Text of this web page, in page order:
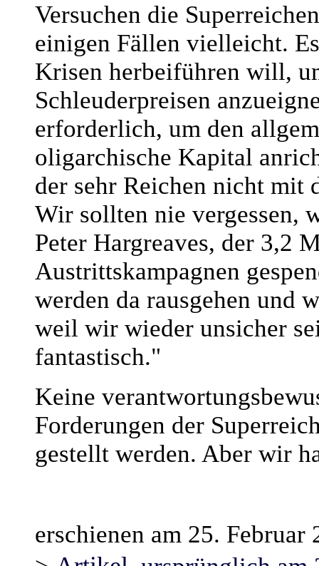
Versuchen die
einigen Fällen vielleicht.
Krisen herbeiführen will,
Schleuderpreisen
erforderlich, um den
oligarchische Kapital
der sehr Reichen nicht mit
Wir sollten nie vergessen,
Peter Hargreaves, der 3,2
Austrittskampagnen
werden da rausgehen und
weil wir wieder unsicher
fantastisch."
Keine
Forderungen der
gestellt werden. Aber wir
erschienen am 25.